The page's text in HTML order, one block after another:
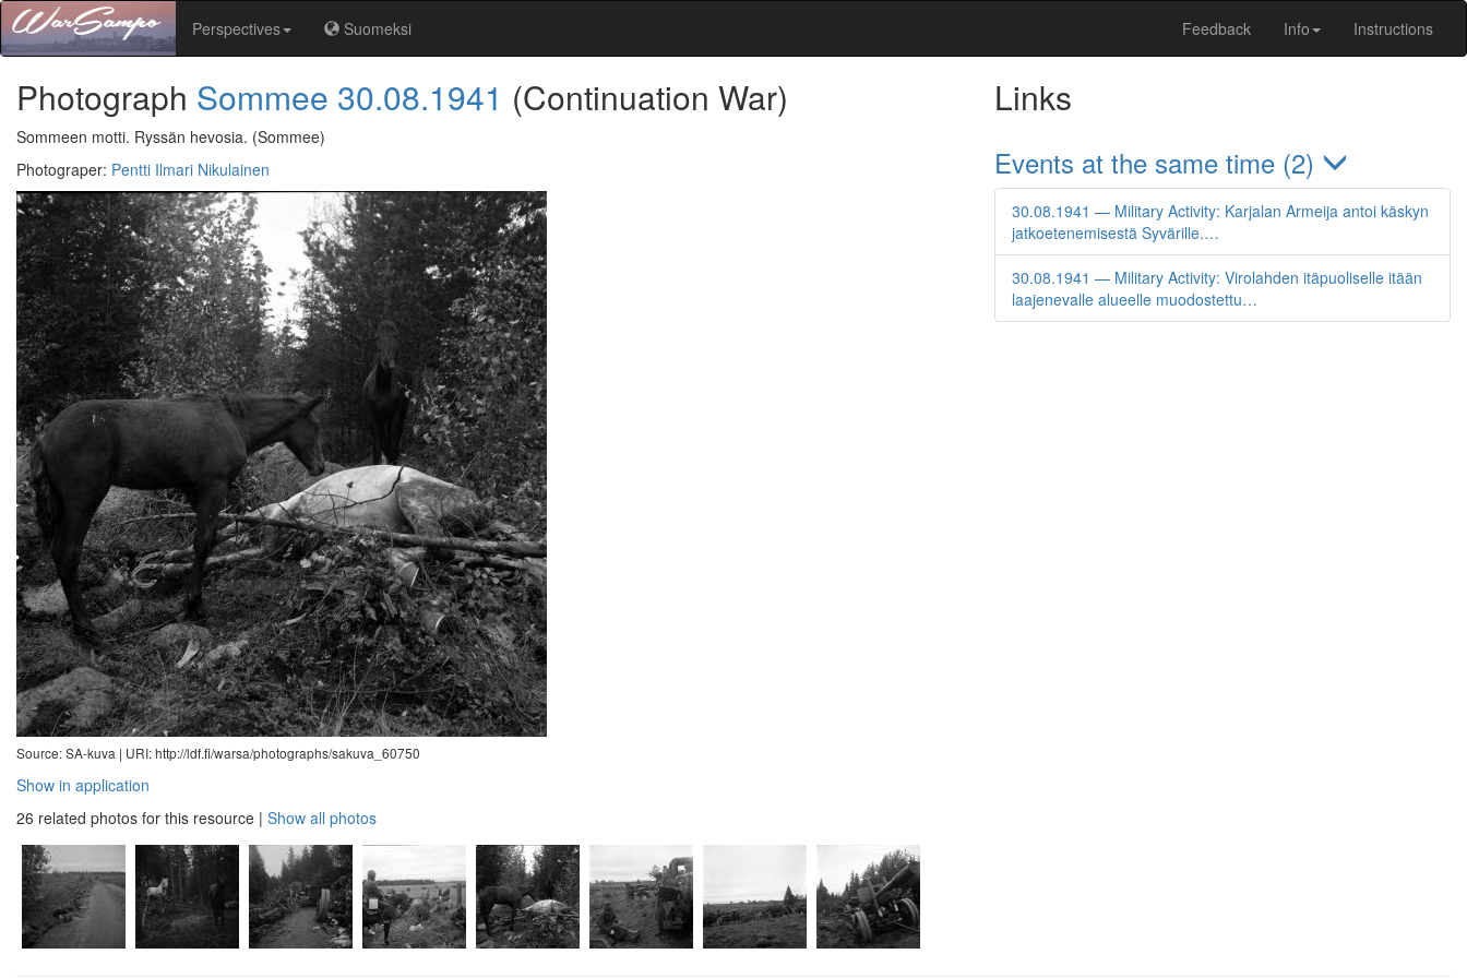
Perspectives Suomeksi Feedback Info Instructions
Photograph Sommee 30.08.1941 (Continuation War)
Sommeen motti. Ryssän hevosia. (Sommee)
Photograper: Pentti Ilmari Nikulainen
Source: SA-kuva | URI: http://ldf.fi/warsa/photographs/sakuva_60750
Show in application
26 related photos for this resource | Show all photos
Links
Events at the same time (2)
30.08.1941 — Military Activity: Karjalan Armeija antoi käskyn
jatkoetenemisestä Syvärille.…
30.08.1941 — Military Activity: Virolahden itäpuoliselle itään
laajenevalle alueelle muodostettu…